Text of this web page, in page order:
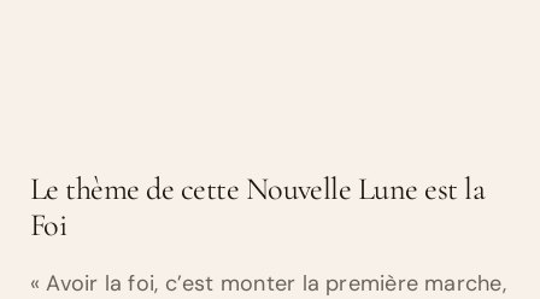
Le thème de cette Nouvelle Lune est la
Foi
« Avoir la foi, c’est monter la première marche,